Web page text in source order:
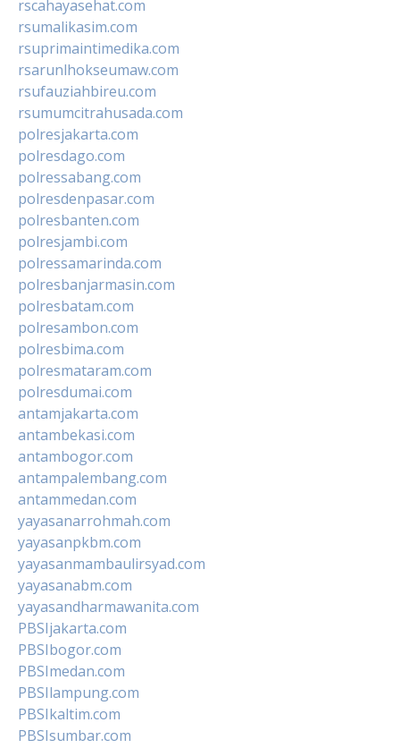
rscahayasehat.com
rsumalikasim.com
rsuprimaintimedika.com
rsarunlhokseumaw.com
rsufauziahbireu.com
rsumumcitrahusada.com
polresjakarta.com
polresdago.com
polressabang.com
polresdenpasar.com
polresbanten.com
polresjambi.com
polressamarinda.com
polresbanjarmasin.com
polresbatam.com
polresambon.com
polresbima.com
polresmataram.com
polresdumai.com
antamjakarta.com
antambekasi.com
antambogor.com
antampalembang.com
antammedan.com
yayasanarrohmah.com
yayasanpkbm.com
yayasanmambaulirsyad.com
yayasanabm.com
yayasandharmawanita.com
PBSIjakarta.com
PBSIbogor.com
PBSImedan.com
PBSIlampung.com
PBSIkaltim.com
PBSIsumbar.com